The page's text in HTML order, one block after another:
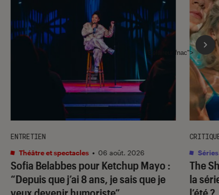
Sofia Belabbes pour Ketchup Mayo :
“Depuis que j’ai 8 ans, je sais que je
veux devenir humoriste”
ENTRETIEN
Théâtre et spectacles • 06 août. 2026
The
la
l’été ?
Séries
l'Éclaireur fnac">